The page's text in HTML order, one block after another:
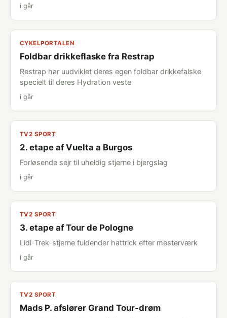
i går
CYKELPORTALEN
Foldbar drikkeflaske fra Restrap
Restrap har uudviklet deres egen foldbar drikkefalske
specielt til deres Hydration veste
i går
TV2 SPORT
2. etape af Vuelta a Burgos
Forløsende sejr til uheldig stjerne i bjergslag
i går
TV2 SPORT
3. etape af Tour de Pologne
Lidl-Trek-stjerne fuldender hattrick efter mesterværk
i går
TV2 SPORT
Mads P. afslører Grand Tour-drøm